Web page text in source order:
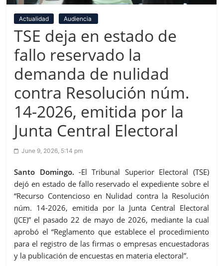
Actualidad Audiencia
TSE deja en estado de
fallo reservado la
demanda de nulidad
contra Resolución núm.
14-2026, emitida por la
Junta Central Electoral
June 9, 2026, 5:14 pm
Santo Domingo.-El Tribunal Superior Electoral (TSE)
dejó en estado de fallo reservado el expediente sobre el
“Recurso Contencioso en Nulidad contra la Resolución
núm. 14-2026, emitida por la Junta Central Electoral
(JCE)” el pasado 22 de mayo de 2026, mediante la cual
aprobó el “Reglamento que establece el procedimiento
para el registro de las firmas o empresas encuestadoras
y la publicación de encuestas en materia electoral”.